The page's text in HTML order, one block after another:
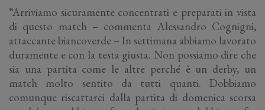
“Arriviamo sicuramente concentrati e preparati in vista
di questo match – commenta Alessandro Cognigni,
attaccante biancoverde – In settimana abbiamo lavorato
duramente e con la testa giusta. Non possiamo dire che
sia una partita come le altre perché è un derby, un
match molto sentito da tutti quanti. Dobbiamo
comunque riscattarci dalla partita di domenica scorsa